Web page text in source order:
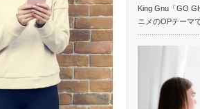
King Gnu「GO
ニメのOPテーマ